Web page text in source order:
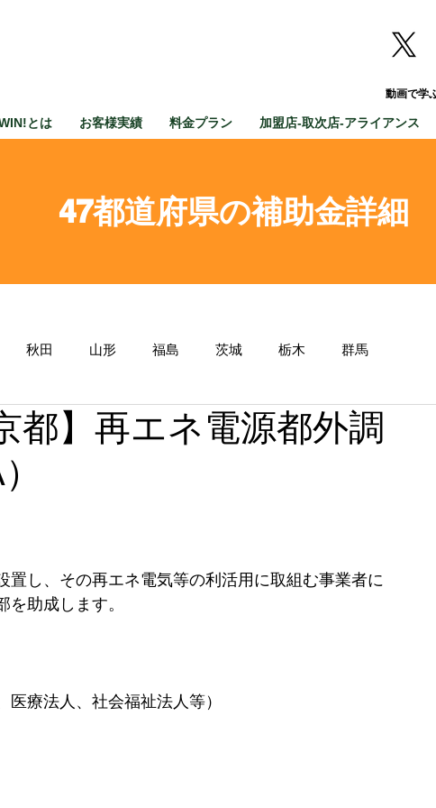
動画で学
とは お客様実績 料金プラン 加盟店-取次店-アライアンス
47都道府県の補助金詳細
秋田 山形 福島 茨城 栃木 群馬
山 石川 福井 山梨 長野 岐阜 静岡
都】再エネ電源都外調
置し、その再エネ電気等の利活用に取組む事業者に
助成します。
医療法人、社会福祉法人等）